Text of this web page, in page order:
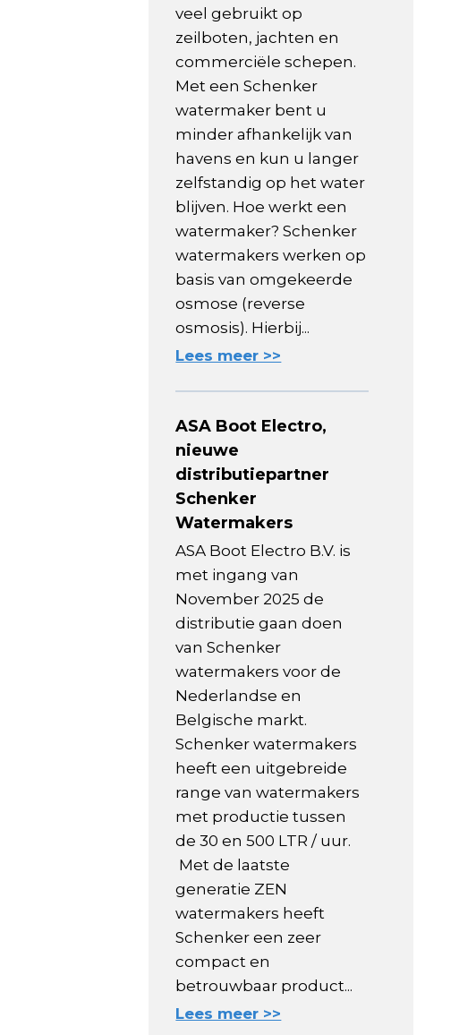
veel gebruikt op
zeilboten, jachten en
commerciële schepen.
Met een Schenker
watermaker bent u
minder afhankelijk van
havens en kun u langer
zelfstandig op het water
blijven. Hoe werkt een
watermaker? Schenker
watermakers werken op
basis van omgekeerde
osmose (reverse
osmosis). Hierbij...
Lees meer >>
ASA Boot Electro,
nieuwe
distributiepartner
Schenker
Watermakers
ASA Boot Electro B.V. is
met ingang van
November 2025 de
distributie gaan doen
van Schenker
watermakers voor de
Nederlandse en
Belgische markt.
Schenker watermakers
heeft een uitgebreide
range van watermakers
met productie tussen
de 30 en 500 LTR / uur.
Met de laatste
generatie ZEN
watermakers heeft
Schenker een zeer
compact en
betrouwbaar product...
Lees meer >>